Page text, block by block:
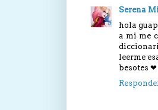
Serena
hola
a mi me
leerme
besotes ❤